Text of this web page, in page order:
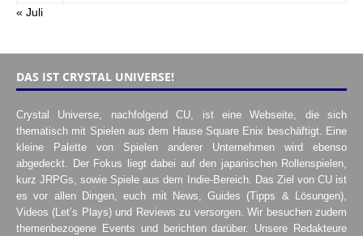
« Juli
DAS IST CRYSTAL UNIVERSE!
Crystal Universe, nachfolgend CU, ist eine Webseite, die sich
thematisch mit Spielen aus dem Hause Square Enix beschäftigt. Eine
kleine Palette von Spielen anderer Unternehmen wird ebenso
abgedeckt. Der Fokus liegt dabei auf den japanischen Rollenspielen,
kurz JRPGs, sowie Spiele aus dem Indie-Bereich. Das Ziel von CU ist
es vor allen Dingen, euch mit News, Guides (Tipps & Lösungen),
Videos (Let’s Plays) und Reviews zu versorgen. Wir besuchen zudem
themenbezogene Events und berichten darüber. Unsere Redakteure